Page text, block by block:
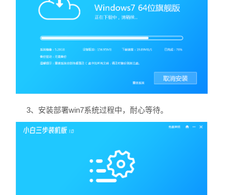
3、安装部署win7系统过程中，耐心等待。